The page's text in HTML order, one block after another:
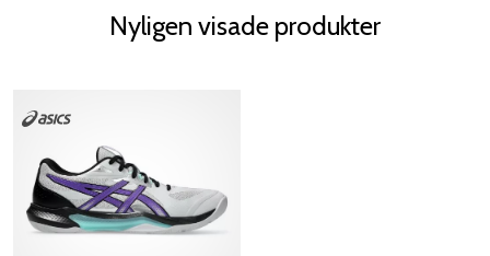
Nyligen visade produkter